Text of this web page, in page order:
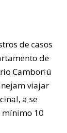
de casos
de
Camboriú
viajar
a se
mínimo 10